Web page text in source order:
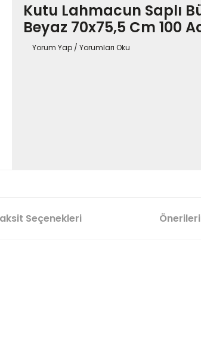
Kutu Lahmacun Saplı
Beyaz 70x75,5 Cm 100
Yorum Yap / Yorumları Oku
Seçenekleri